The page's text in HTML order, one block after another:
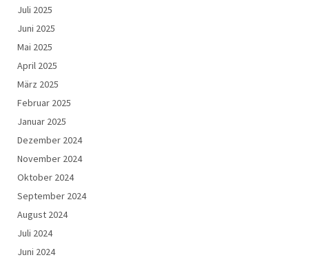
Juli 2025
Juni 2025
Mai 2025
April 2025
März 2025
Februar 2025
Januar 2025
Dezember 2024
November 2024
Oktober 2024
September 2024
August 2024
Juli 2024
Juni 2024